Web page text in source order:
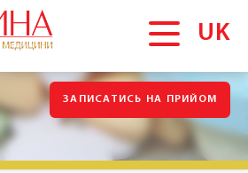
ЗАПИСАТИСЬ НА ПРИЙОМ
ГОЛОВНА
Про нас
Партнери-консультанти
UK